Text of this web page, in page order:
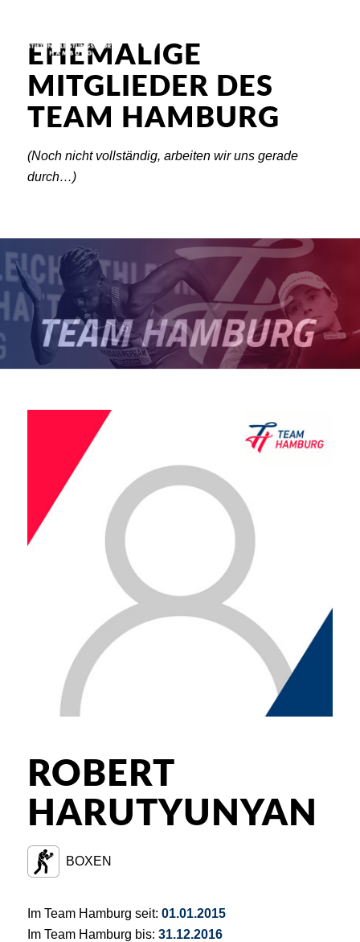
EHEMALIGE
MITGLIEDER DES
TEAM HAMBURG
(Noch nicht vollständig, arbeiten wir uns gerade
durch…)
ROBERT
HARUTYUNYAN
BOXEN
Im Team Hamburg seit: 01.01.2015
Im Team Hamburg bis: 31.12.2016